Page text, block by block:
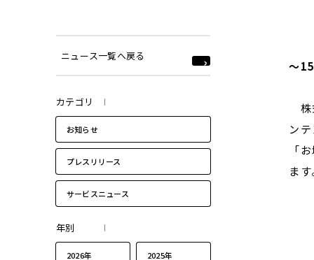
ニュース一覧へ戻る
カテゴリ
お知らせ
プレスリリース
サービスニュース
年別
2026年 2025年
～
株
ン
「
ま